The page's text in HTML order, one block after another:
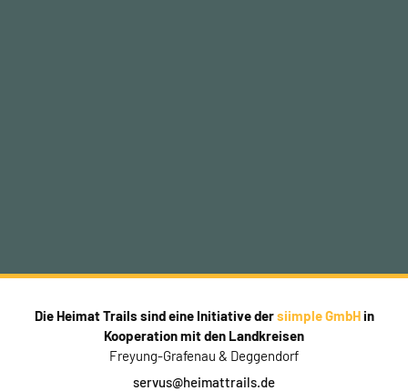
Die Heimat Trails sind eine Initiative dersiimple GmbHin
Kooperation mit den Landkreisen
Freyung-Grafenau & Deggendorf
servus@heimattrails.de